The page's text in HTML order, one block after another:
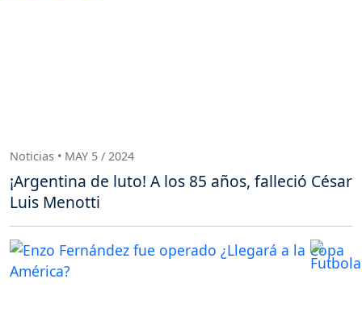
Noticias • MAY 5 / 2024
¡Argentina de luto! A los 85 años, falleció César
Luis Menotti